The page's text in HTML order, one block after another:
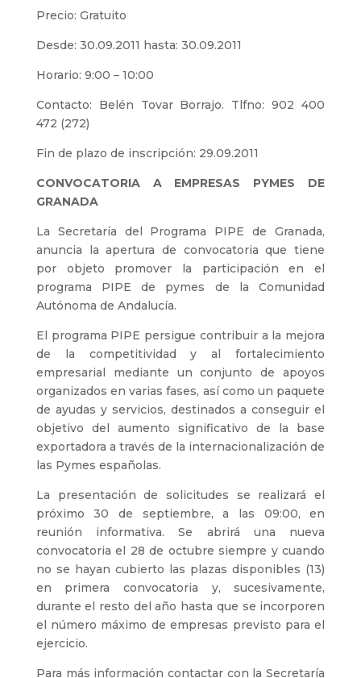
Precio: Gratuito
Desde: 30.09.2011 hasta: 30.09.2011
Horario: 9:00 – 10:00
Contacto: Belén Tovar Borrajo. Tlfno: 902 400
472 (272)
Fin de plazo de inscripción: 29.09.2011
CONVOCATORIA A EMPRESAS PYMES DE
GRANADA
La Secretaría del Programa PIPE de Granada,
anuncia la apertura de convocatoria que tiene
por objeto promover la participación en el
programa PIPE de pymes de la Comunidad
Autónoma de Andalucía.
El programa PIPE persigue contribuir a la mejora
de la competitividad y al fortalecimiento
empresarial mediante un conjunto de apoyos
organizados en varias fases, así como un paquete
de ayudas y servicios, destinados a conseguir el
objetivo del aumento significativo de la base
exportadora a través de la internacionalización de
las Pymes españolas.
La presentación de solicitudes se realizará el
próximo 30 de septiembre, a las 09:00, en
reunión informativa. Se abrirá una nueva
convocatoria el 28 de octubre siempre y cuando
no se hayan cubierto las plazas disponibles (13)
en primera convocatoria y, sucesivamente,
durante el resto del año hasta que se incorporen
el número máximo de empresas previsto para el
ejercicio.
Para más información contactar con la Secretaría